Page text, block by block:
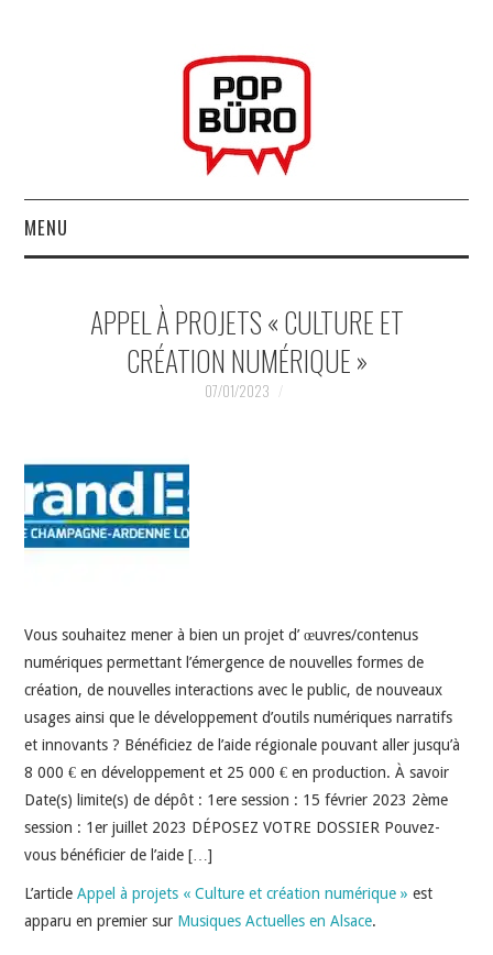
MENU
MUSIQUESACTUELLES.NET
INDÉPENDANTS
APPEL À PROJETS « CULTURE ET
CRÉATION NUMÉRIQUE »
07/01/2023
Vous souhaitez mener à bien un projet d’ œuvres/contenus
numériques permettant l’émergence de nouvelles formes de
création, de nouvelles interactions avec le public, de nouveaux
usages ainsi que le développement d’outils numériques narratifs
et innovants ? Bénéficiez de l’aide régionale pouvant aller jusqu’à
8 000 € en développement et 25 000 € en production. À savoir
Date(s) limite(s) de dépôt : 1ere session : 15 février 2023 2ème
session : 1er juillet 2023 DÉPOSEZ VOTRE DOSSIER Pouvez-
vous bénéficier de l’aide […]
L’articleAppel à projets « Culture et création numérique » est
apparu en premier sur Musiques Actuelles en Alsace.